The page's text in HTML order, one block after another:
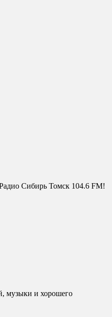
Сибирь Томск 104.6 FM!
музыки и хорошего